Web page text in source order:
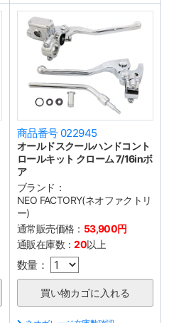
商品番号 022945
オールドスクールハンドコント
ロールキット クローム 7/16inボ
ア
ブランド：
NEO FACTORY(ネオファクトリ
ー)
通常販売価格： 53,900円
通販在庫数：20以上
数量：